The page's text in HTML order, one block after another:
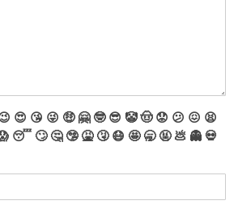
😍 😘 😜 🤑 🤗 🤓 😎 🤡🤠 😟 😕 😖 😫
😴 🙄 🤔 🤥 🤮 🤧 😷 🤩 🥱 🤬 💩 👻 💀